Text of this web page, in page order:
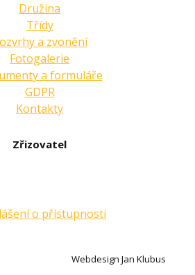
Družina
Třídy
a zvonění
Fotogalerie
a formuláře
GDPR
Kontakty
Zřizovatel
o přístupnosti
Webdesign Jan Klubus